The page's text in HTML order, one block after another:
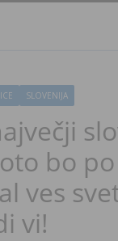
SLOVENIJA
bo
ves
vi!